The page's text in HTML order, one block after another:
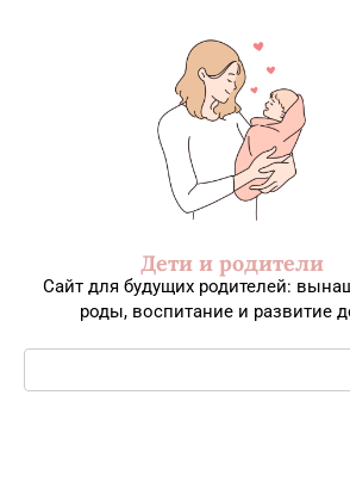
Дети и родители
Сайт для будущих родителей:
роды, воспитание и развитие
Поиск: